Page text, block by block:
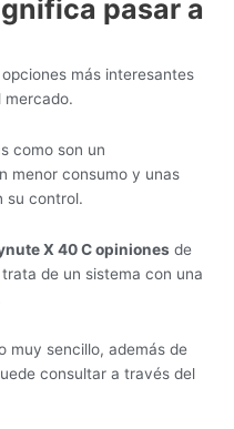
pasar a
más interesantes
mercado.
como son un
menor consumo y unas
su control.
X 40 C opiniones de
de un sistema con una
muy sencillo, además de
consultar a través del